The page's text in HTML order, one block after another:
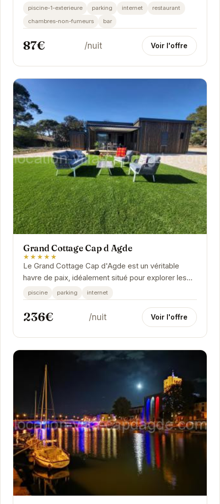
piscine-1-exterieure parking internet
restaurant
chambres-non-fumeurs
bar
87€ /nuit Voir l'offre
Grand Cottage Cap d Agde
★★★★★
Le Grand Cottage Cap d'Agde est un véritable
havre de paix, idéalement situé pour explorer les
merveilles d'Agde.
piscine parking internet
236€ /nuit Voir l'offre